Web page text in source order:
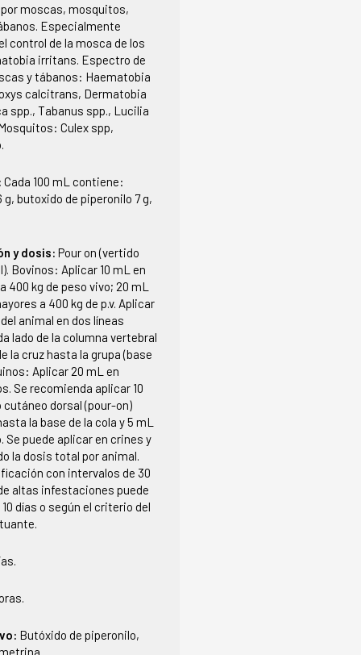
moscas, mosquitos,
Especialmente
control de la mosca de los
irritans. Espectro de
y tábanos: Haematobia
calcitrans, Dermatobia
spp., Tabanus spp., Lucilia
Culex spp,
Cada 100 mL contiene:
butoxido de piperonilo 7 g,
y dosis:Pour on (vertido
Bovinos: Aplicar 10 mL en
400 kg de peso vivo; 20 mL
a 400 kg de p.v. Aplicar
animal en dos líneas
lado de la columna vertebral
la cruz hasta la grupa (base
Aplicar 20 mL en
Se recomienda aplicar 10
dorsal (pour-on)
la base de la cola y 5 mL
Se puede aplicar en crines y
la dosis total por animal.
con intervalos de 30
altas infestaciones puede
días o según el criterio del
Butóxido de piperonilo,